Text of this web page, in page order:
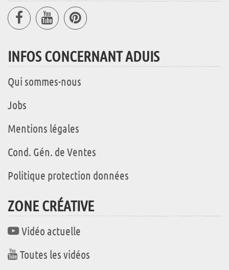
INFOS CONCERNANT ADUIS
Qui sommes-nous
Jobs
Mentions légales
Cond. Gén. de Ventes
Politique protection données
ZONE CRÉATIVE
Vidéo actuelle
Toutes les vidéos